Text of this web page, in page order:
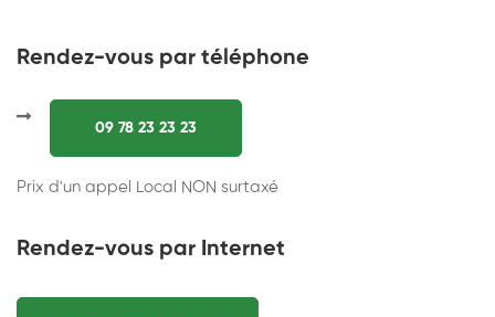
Rendez-vous par téléphone
09 78 23 23 23
Prix d'un appel Local NON surtaxé
Rendez-vous par Internet